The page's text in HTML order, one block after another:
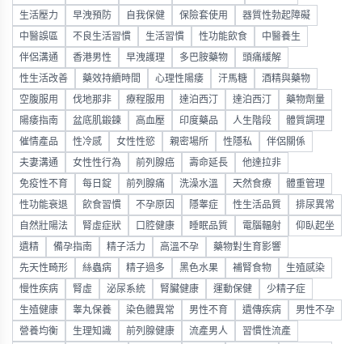
生活壓力 早洩預防 自我保健 保險套使用 器質性勃起障礙
中醫誤區 不良生活習慣 生活習慣 性功能飲食 中醫養生
伴侶溝通 香港男性 早洩護理 多巴胺藥物 頭痛緩解
性生活改善 藥效持續時間 心理性陽痿 汗馬糖 酒精與藥物
空腹服用 伐地那非 療程服用 達泊西汀 達泊西汀 藥物劑量
陽痿指南 盆底肌鍛鍊 高血壓 印度藥品 人生階段 體質調理
催情產品 性冷感 女性性慾 親密場所 性隱私 伴侶關係
夫妻溝通 女性性行為 前列腺癌 壽命延長 他達拉非
免疫性不育 每日錠 前列腺痛 洗澡水溫 天然食療 體重管理
性功能衰退 飲食習慣 不孕原因 隱睾症 性生活品質 排尿異常
自然壯陽法 腎虛症狀 口腔健康 睡眠品質 電腦輻射 仰臥起坐
遺精 備孕指南 精子活力 高溫不孕 藥物對生育影響
先天性畸形 絲蟲病 精子過多 黑色水果 補腎食物 生殖感染
慢性疾病 腎虛 泌尿系統 腎臟健康 運動保健 少精子症
生殖健康 睾丸保養 染色體異常 男性不育 遺傳疾病 男性不孕
營養均衡 生理知識 前列腺健康 流產男人 習慣性流產